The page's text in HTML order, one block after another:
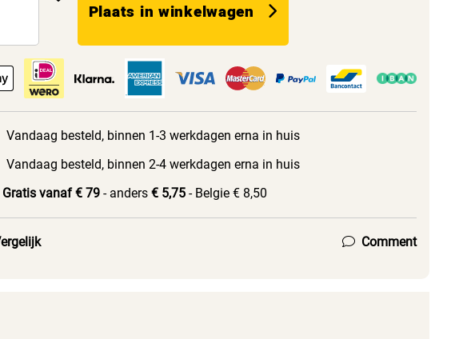
Plaats in winkelwagen
Vandaag besteld, binnen 1-3 werkdagen erna in huis
Vandaag besteld, binnen 2-4 werkdagen erna in huis
Gratis vanaf € 79- anders € 5,75- Belgie € 8,50
Comment